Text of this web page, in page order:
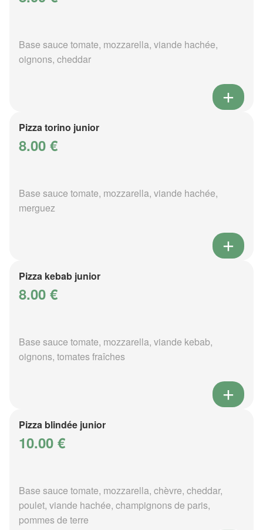
Base sauce tomate, mozzarella, viande hachée,
oignons, cheddar
Pizza torino junior
8.00 €
Base sauce tomate, mozzarella, viande hachée,
merguez
Pizza kebab junior
8.00 €
Base sauce tomate, mozzarella, viande kebab,
oignons, tomates fraîches
Pizza blindée junior
10.00 €
Base sauce tomate, mozzarella, chèvre, cheddar,
poulet, viande hachée, champignons de paris,
pommes de terre